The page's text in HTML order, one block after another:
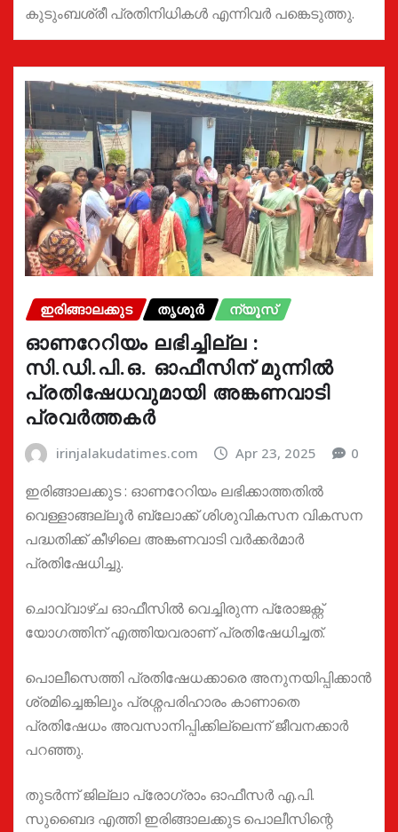
കുടുംബശ്രീ പ്രതിനിധികൾ എന്നിവർ പങ്കെടുത്തു.
ഇരിങ്ങാലക്കുട തൃശൂർ ന്യൂസ്
ഓണറേറിയം ലഭിച്ചില്ല :
സി.ഡി.പി.ഒ. ഓഫീസിന് മുന്നില്‍
പ്രതിഷേധവുമായി അങ്കണവാടി
പ്രവര്‍ത്തകര്‍
irinjalakudatimes.com Apr 23, 2025 0
ഇരിങ്ങാലക്കുട : ഓണറേറിയം ലഭിക്കാത്തതില്‍
വെള്ളാങ്ങല്ലൂര്‍ ബ്ലോക്ക് ശിശുവികസന വികസന
പദ്ധതിക്ക് കീഴിലെ അങ്കണവാടി വര്‍ക്കര്‍മാര്‍
പ്രതിഷേധിച്ചു.
ചൊവ്വാഴ്ച ഓഫീസില്‍ വെച്ചിരുന്ന പ്രോജക്റ്റ്
യോഗത്തിന് എത്തിയവരാണ് പ്രതിഷേധിച്ചത്.
പൊലീസെത്തി പ്രതിഷേധക്കാരെ അനുനയിപ്പിക്കാന്‍
ശ്രമിച്ചെങ്കിലും പ്രശ്നപരിഹാരം കാണാതെ
പ്രതിഷേധം അവസാനിപ്പിക്കില്ലെന്ന് ജീവനക്കാര്‍
പറഞ്ഞു.
തുടര്‍ന്ന് ജില്ലാ പ്രോഗ്രാം ഓഫീസര്‍ എ.പി.
സുബൈദ എത്തി ഇരിങ്ങാലക്കുട പൊലീസിന്റെ